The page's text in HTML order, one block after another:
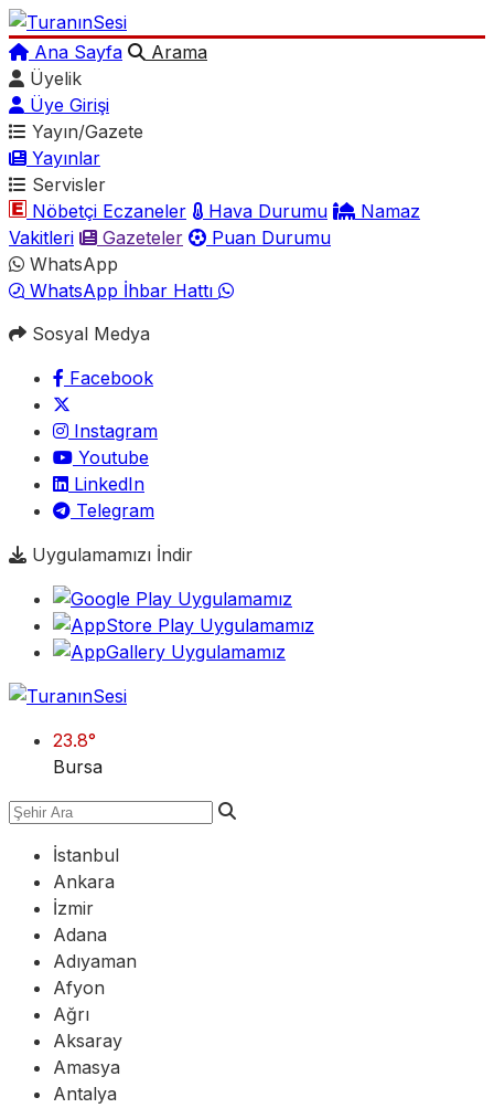
Ana Sayfa
Arama
Üyelik
Üye Girişi
Yayın/Gazete
Yayınlar
Servisler
Nöbetçi Eczaneler
Hava Durumu
Namaz
Vakitleri
Gazeteler
Puan Durumu
WhatsApp
WhatsApp İhbar Hattı
Sosyal Medya
Facebook
Instagram
Youtube
LinkedIn
Telegram
Uygulamamızı İndir
23.8°
Bursa
İstanbul
Ankara
İzmir
Adana
Adıyaman
Afyon
Ağrı
Aksaray
Amasya
Antalya